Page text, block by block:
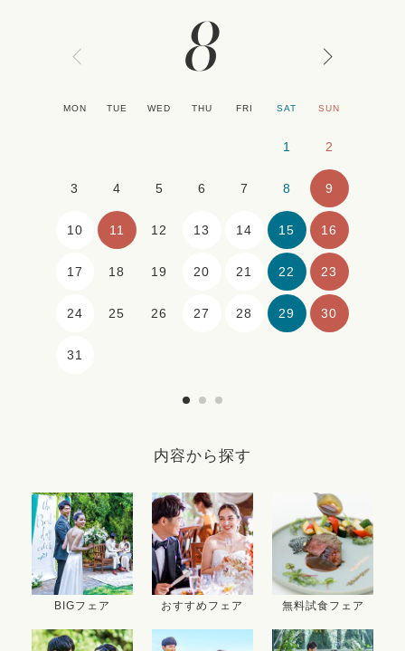
8
MON TUE WED THU FRI SAT SUN
1 2
3 4 5 6 7 8 9
10 11 12 13 14 15 16
17 18 19 20 21 22 23
24 25 26 27 28 29 30
31
内容から探す
BIGフェア おすすめフェア 無料試食フェア